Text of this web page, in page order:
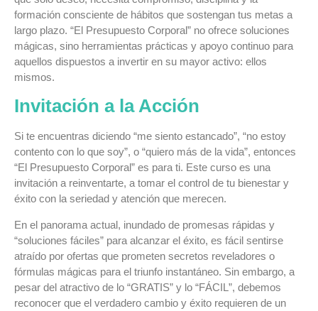
formación consciente de hábitos que sostengan tus metas a
largo plazo. “El Presupuesto Corporal” no ofrece soluciones
mágicas, sino herramientas prácticas y apoyo continuo para
aquellos dispuestos a invertir en su mayor activo: ellos
mismos.
Invitación a la Acción
Si te encuentras diciendo “me siento estancado”, “no estoy
contento con lo que soy”, o “quiero más de la vida”, entonces
“El Presupuesto Corporal” es para ti. Este curso es una
invitación a reinventarte, a tomar el control de tu bienestar y
éxito con la seriedad y atención que merecen.
En el panorama actual, inundado de promesas rápidas y
“soluciones fáciles” para alcanzar el éxito, es fácil sentirse
atraído por ofertas que prometen secretos reveladores o
fórmulas mágicas para el triunfo instantáneo. Sin embargo, a
pesar del atractivo de lo “GRATIS” y lo “FÁCIL”, debemos
reconocer que el verdadero cambio y éxito requieren de un